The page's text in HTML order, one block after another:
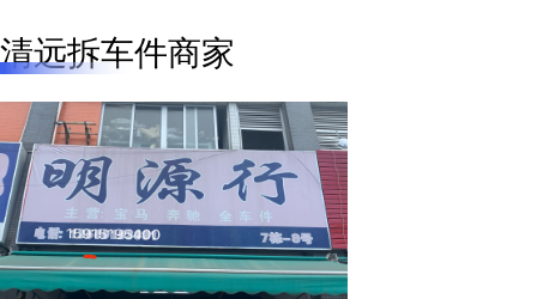
清远拆车件商家